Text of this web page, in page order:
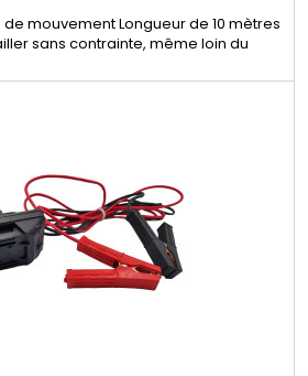
mouvement Longueur de 10 mètres
sans contrainte, même loin du
et durabilité Conçu avec des